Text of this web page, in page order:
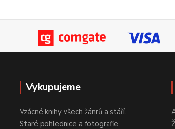
Vykupujeme
Vzácné knihy všech žánrů a stáří.
Staré pohlednice a fotografie.